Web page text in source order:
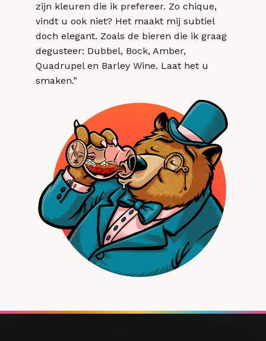
zijn kleuren die ik prefereer. Zo chique,
vindt u ook niet? Het maakt mij subtiel
doch elegant. Zoals de bieren die ik graag
degusteer: Dubbel, Bock, Amber,
Quadrupel en Barley Wine. Laat het u
smaken.”